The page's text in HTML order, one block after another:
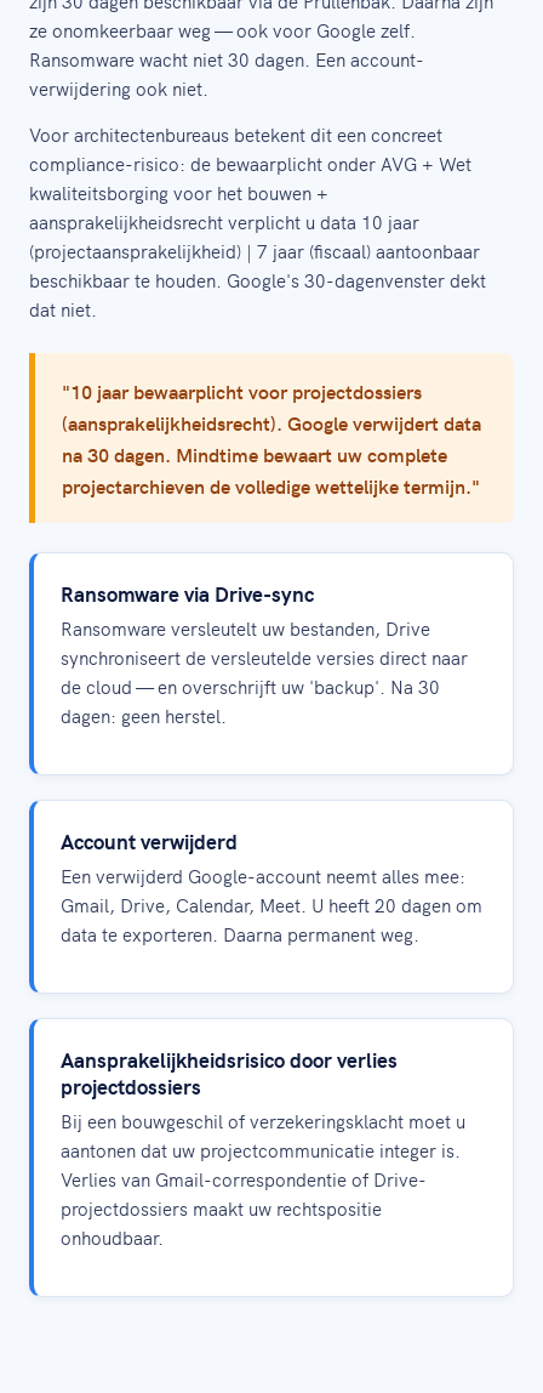
ze onomkeerbaar weg — ook voor Google zelf.
Ransomware wacht niet 30 dagen. Een account-
verwijdering ook niet.
Voor architectenbureaus betekent dit een concreet
compliance-risico: de bewaarplicht onder AVG + Wet
kwaliteitsborging voor het bouwen +
aansprakelijkheidsrecht verplicht u data 10 jaar
(projectaansprakelijkheid) | 7 jaar (fiscaal) aantoonbaar
beschikbaar te houden. Google's 30-dagenvenster dekt
dat niet.
"10 jaar bewaarplicht voor projectdossiers
(aansprakelijkheidsrecht). Google verwijdert data
na 30 dagen. Mindtime bewaart uw complete
projectarchieven de volledige wettelijke termijn."
Ransomware via Drive-sync
Ransomware versleutelt uw bestanden, Drive
synchroniseert de versleutelde versies direct naar
de cloud — en overschrijft uw 'backup'. Na 30
dagen: geen herstel.
Account verwijderd
Een verwijderd Google-account neemt alles mee:
Gmail, Drive, Calendar, Meet. U heeft 20 dagen om
data te exporteren. Daarna permanent weg.
Aansprakelijkheidsrisico door verlies
projectdossiers
Bij een bouwgeschil of verzekeringsklacht moet u
aantonen dat uw projectcommunicatie integer is.
Verlies van Gmail-correspondentie of Drive-
projectdossiers maakt uw rechtspositie
onhoudbaar.